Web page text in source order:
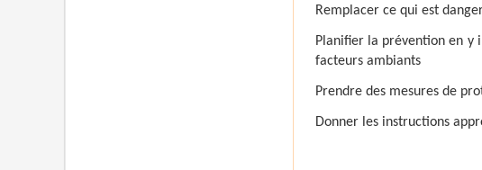
Remplacer ce qui est
Planifier la prévention en y
facteurs ambiants
Prendre des mesures de
Donner les instructions